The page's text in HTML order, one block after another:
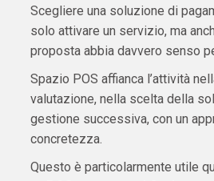
Scegliere una soluzione di
solo attivare un servizio, ma
proposta abbia davvero senso
Spazio POS affianca l’attività
valutazione, nella scelta della
gestione successiva, con un
concretezza.
Questo è particolarmente utile